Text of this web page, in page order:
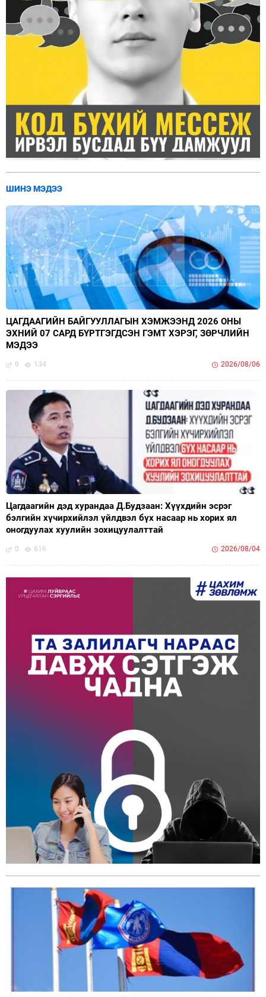
ШИНЭ МЭДЭЭ
ЦАГДААГИЙН БАЙГУУЛЛАГЫН ХЭМЖЭЭНД 2026 ОНЫ
ЭХНИЙ 07 САРД БҮРТГЭГДСЭН ГЭМТ ХЭРЭГ, ЗӨРЧЛИЙН
МЭДЭЭ
0 134 2026/08/06
Цагдаагийн дэд хурандаа Д.Будзаан: Хүүхдийн эсрэг
бэлгийн хүчирхийлэл үйлдвэл бүх насаар нь хорих ял
оногдуулах хуулийн зохицуулалттай
0 616 2026/08/04